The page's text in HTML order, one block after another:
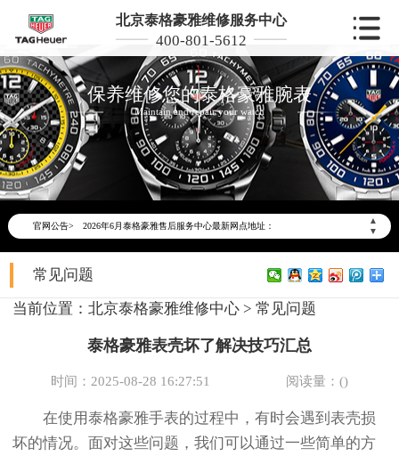
北京泰格豪雅维修服务中心
400-801-5612
保养维修您的泰格豪雅腕表
Maintain and repair your watch
官网公告>
▲
▼
2026年6月泰格豪雅北京市售后服务网络优化升级公告
2026年6月北京市泰格豪雅官方售后客户服务热线：400-801-5612
2026年6月泰格豪雅售后服务中心最新网点地址：
北京市东城区东长安街1号东方广场写字楼W3座6层602室（需提前预约）
北京市朝阳区建国门外大街甲6号华熙国际中心写字楼D座11层1102室（需提前预约）
节假日正常营业！
常见问题
当前位置： 北京泰格豪雅维修中心 > 常见问题
泰格豪雅表壳坏了解决技巧汇总
时间：2025-08-28 16:27:51 阅读量：()
在使用泰格豪雅手表的过程中，有时会遇到表壳损
坏的情况。面对这些问题，我们可以通过一些简单的方